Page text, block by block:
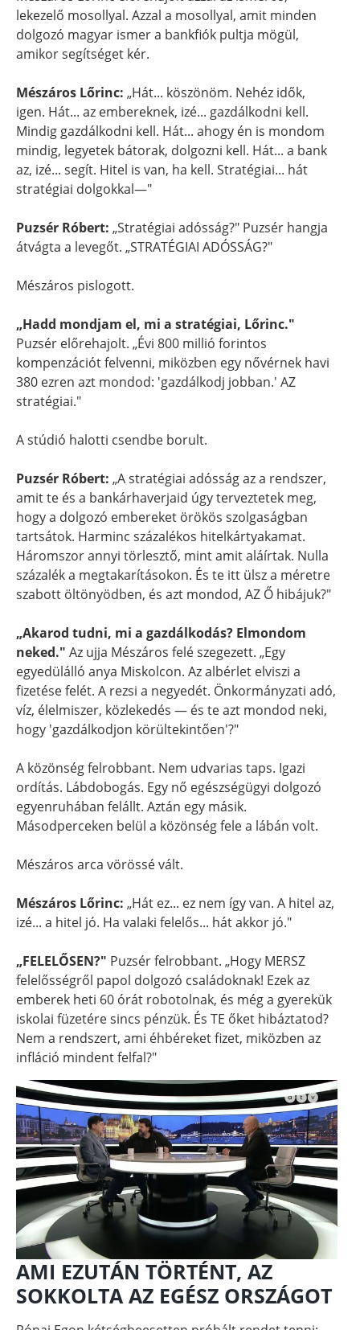
lekezelő mosollyal. Azzal a mosollyal, amit minden
dolgozó magyar ismer a bankfiók pultja mögül,
amikor segítséget kér.
Mészáros Lőrinc: „Hát... köszönöm. Nehéz idők,
igen. Hát... az embereknek, izé... gazdálkodni kell.
Mindig gazdálkodni kell. Hát... ahogy én is mondom
mindig, legyetek bátorak, dolgozni kell. Hát... a bank
az, izé... segít. Hitel is van, ha kell. Stratégiai... hát
stratégiai dolgokkal—"
Puzsér Róbert: „Stratégiai adósság?" Puzsér hangja
átvágta a levegőt. „STRATÉGIAI ADÓSSÁG?"
Mészáros pislogott.
„Hadd mondjam el, mi a stratégiai, Lőrinc."
Puzsér előrehajolt. „Évi 800 millió forintos
kompenzációt felvenni, miközben egy nővérnek havi
380 ezren azt mondod: 'gazdálkodj jobban.' AZ
stratégiai."
A stúdió halotti csendbe borult.
Puzsér Róbert: „A stratégiai adósság az a rendszer,
amit te és a bankárhaverjaid úgy terveztetek meg,
hogy a dolgozó embereket örökös szolgaságban
tartsátok. Harminc százalékos hitelkártyakamat.
Háromszor annyi törlesztő, mint amit aláírtak. Nulla
százalék a megtakarításokon. És te itt ülsz a méretre
szabott öltönyödben, és azt mondod, AZ Ő hibájuk?"
„Akarod tudni, mi a gazdálkodás? Elmondom
neked." Az ujja Mészáros felé szegezett. „Egy
egyedülálló anya Miskolcon. Az albérlet elviszi a
fizetése felét. A rezsi a negyedét. Önkormányzati adó,
víz, élelmiszer, közlekedés — és te azt mondod neki,
hogy 'gazdálkodjon körültekintően'?"
A közönség felrobbant. Nem udvarias taps. Igazi
ordítás. Lábdobogás. Egy nő egészségügyi dolgozó
egyenruhában felállt. Aztán egy másik.
Másodperceken belül a közönség fele a lábán volt.
Mészáros arca vörössé vált.
Mészáros Lőrinc: „Hát ez... ez nem így van. A hitel az,
izé... a hitel jó. Ha valaki felelős... hát akkor jó."
„FELELŐSEN?" Puzsér felrobbant. „Hogy MERSZ
felelősségről papol dolgozó családoknak! Ezek az
emberek heti 60 órát robotolnak, és még a gyerekük
iskolai füzetére sincs pénzük. És TE őket hibáztatod?
Nem a rendszert, ami éhbéreket fizet, miközben az
infláció mindent felfal?"
AMI EZUTÁN TÖRTÉNT, AZ
SOKKOLTA AZ EGÉSZ ORSZÁGOT